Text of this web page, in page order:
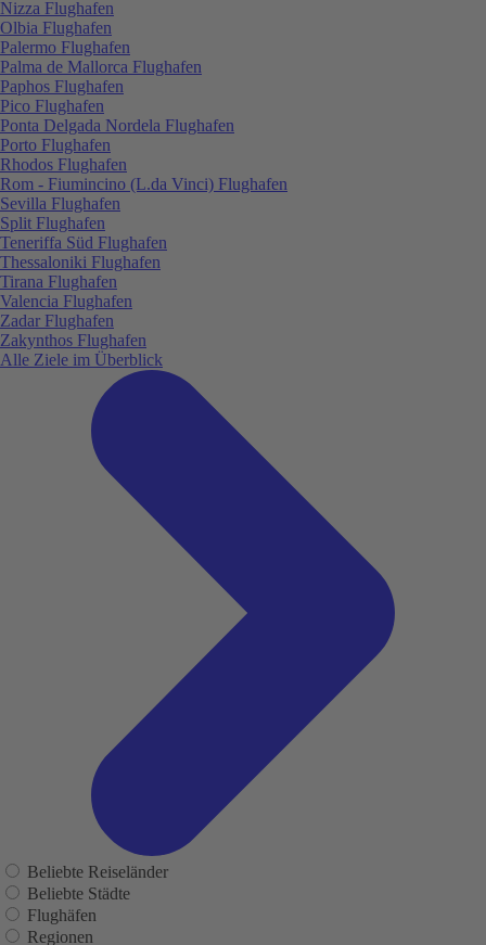
Nizza Flughafen
Olbia Flughafen
Palermo Flughafen
Palma de Mallorca Flughafen
Paphos Flughafen
Pico Flughafen
Ponta Delgada Nordela Flughafen
Porto Flughafen
Rhodos Flughafen
Rom - Fiumincino (L.da Vinci) Flughafen
Sevilla Flughafen
Split Flughafen
Teneriffa Süd Flughafen
Thessaloniki Flughafen
Tirana Flughafen
Valencia Flughafen
Zadar Flughafen
Zakynthos Flughafen
Alle Ziele im Überblick
Beliebte Reiseländer
Beliebte Städte
Flughäfen
Regionen